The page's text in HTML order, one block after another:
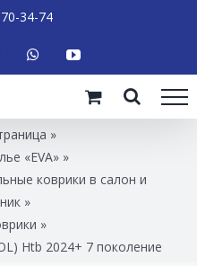
34-74
»
«EVA» »
коврики в салон и
»
»
Htb 2024+ 7 поколение